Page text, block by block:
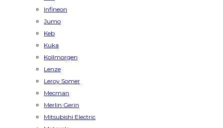
Infineon
Jumo
Keb
Kuka
Kollmorgen
Lenze
Leroy Somer
Mecman
Merlin Gerin
Mitsubishi Electric